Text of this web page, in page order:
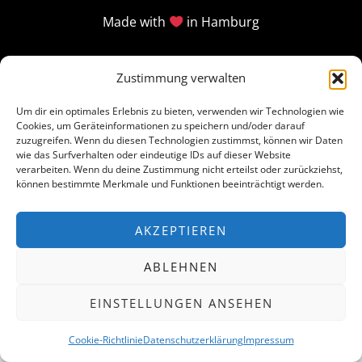
Zustimmung verwalten
Um dir ein optimales Erlebnis zu bieten, verwenden wir Technologien wie
Cookies, um Geräteinformationen zu speichern und/oder darauf
zuzugreifen. Wenn du diesen Technologien zustimmst, können wir Daten
wie das Surfverhalten oder eindeutige IDs auf dieser Website
verarbeiten. Wenn du deine Zustimmung nicht erteilst oder zurückziehst,
können bestimmte Merkmale und Funktionen beeinträchtigt werden.
AKZEPTIEREN
ABLEHNEN
EINSTELLUNGEN ANSEHEN
Cookie-RichtlinieDatenschutzerklärungImpressum
Made with in Hamburg